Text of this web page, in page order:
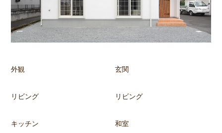
外観 玄関
リビング リビング
キッチン 和室